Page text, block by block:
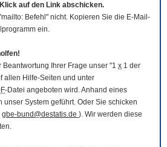
auf den Link abschicken.
Befehl" nicht. Kopieren Sie die E-Mail-
ein.
Ihrer Frage unser "1 x 1 der
allen Hilfe-Seiten und unter
-Datei angeboten wird. Anhand eines
unser System geführt. Oder Sie schicken
gbe-bund@destatis.de ). Wir werden diese